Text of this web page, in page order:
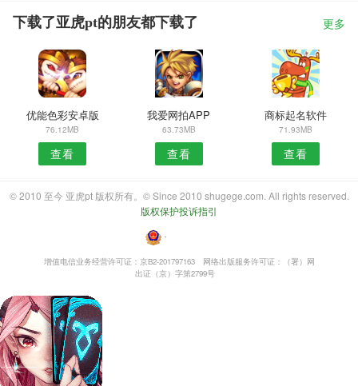
下载了亚虎pt的朋友都下载了 更多
优能色彩安卓版
76.12MB
查看
我爱网拍APP
63.73MB
查看
商标起名软件
71.93MB
查看
© 2010 至今 亚虎pt 版权所有。© Since 2010 shugege.com. All rights reserved.
版权保护投诉指引
・
增值电信业务经营许可证：京B2-201797163
网络出版服务许可证：（署）网
出证（京）字第2799号